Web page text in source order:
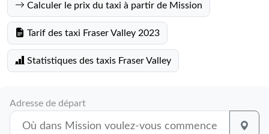
Calculer le prix du taxi à partir de Mission
Tarif des taxi Fraser Valley 2023
Statistiques des taxis Fraser Valley
Adresse de départ